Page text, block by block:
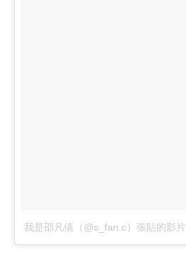
我是邵凡僖（@s_fan.c）張貼的影片